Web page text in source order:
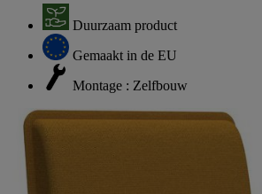
Duurzaam product
Gemaakt in de EU
Montage : Zelfbouw